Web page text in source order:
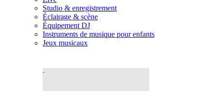
Studio & enregistrement
Éclairage & scène
Équipement DJ
Instruments de musique pour enfants
Jeux musicaux